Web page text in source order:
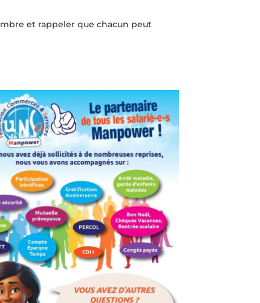
et rappeler que chacun peut